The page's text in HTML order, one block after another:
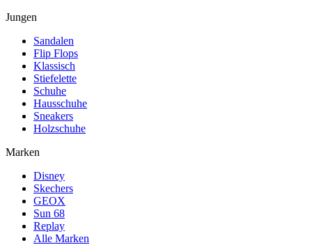
Jungen
Sandalen
Flip Flops
Klassisch
Stiefelette
Schuhe
Hausschuhe
Sneakers
Holzschuhe
Marken
Disney
Skechers
GEOX
Sun 68
Replay
Alle Marken